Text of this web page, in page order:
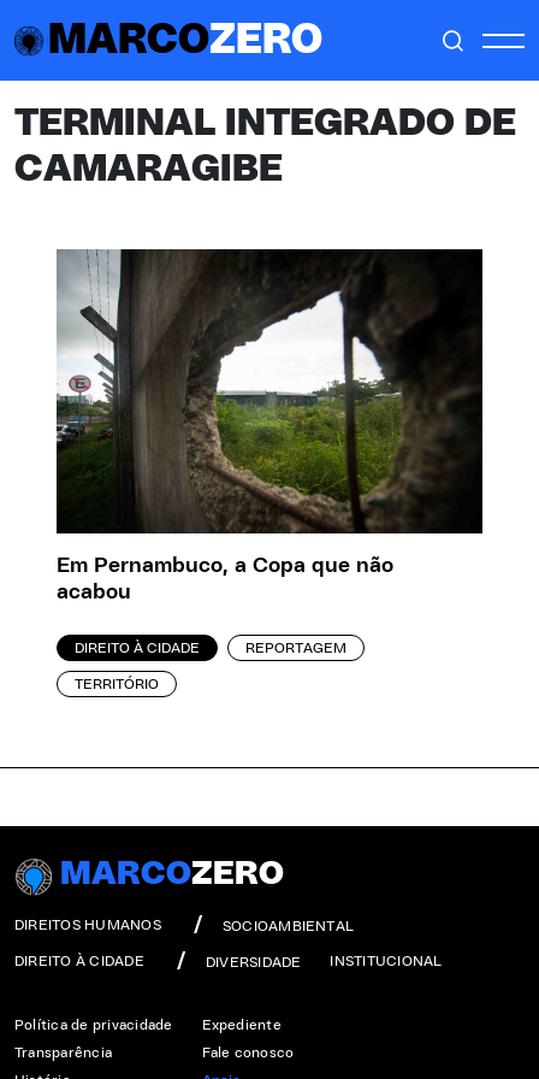
MARCOZERO
TERMINAL INTEGRADO DE
CAMARAGIBE
Em Pernambuco, a Copa que não
acabou
DIREITO À CIDADE REPORTAGEM
TERRITÓRIO
MARCOZERO
DIREITOS HUMANOS SOCIOAMBIENTAL
DIREITO À CIDADE DIVERSIDADE INSTITUCIONAL
Política de privacidade
Transparência
Expediente
Fale conosco